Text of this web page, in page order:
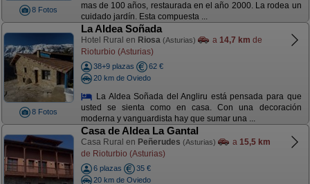
8 Fotos
mas de 100 años, restaurada en el año 2000. La rodea un
cuidado jardín. Esta compuesta ...
8 Fotos
La Aldea Soñada
Hotel Rural en Riosa (Asturias) a 14,7 km de
Rioturbio (Asturias)
38+9 plazas
62 €
20 km de Oviedo
La Aldea Soñada del Angliru está pensada para que
usted se sienta como en casa. Con una decoración
moderna y vanguardista hay que sumar una ...
Casa de Aldea La Gantal
Casa Rural en Peñerudes (Asturias) a 15,5 km
de Rioturbio (Asturias)
6 plazas
35 €
20 km de Oviedo